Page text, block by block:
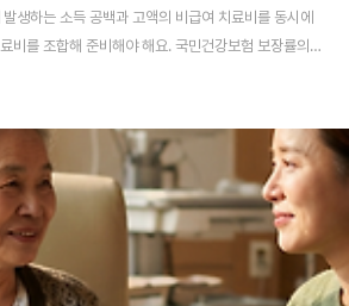
생하는 소득 공백과 고액의 비급여 치료비를 동시에
비를 조합해 준비해야 해요. 국민건강보험 보장률의
·심 3대 질병 보험인가주변에서 큰 병에 걸렸단 이야
이 있어요. 실손의료보험이 있어도 비급여 주사제나
가 많더라고요. 특히 암, 뇌혈관, 심장질환은 우리나라
치료 기간이 길어 경제적 타격이 매우 커요.단순히 진